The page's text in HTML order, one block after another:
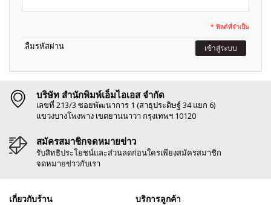
* ฟิลด์ที่จำเป็น
ลืมรหัสผ่าน เข้าสู่ระบบ
บริษัท สำนักพิมพ์เอ็มไอเอส จำกัด
เลขที่ 213/3 ซอยพัฒนาการ 1 (สาธุประดิษฐ์ 34 แยก 6)
แขวงบางโพงพาง เขตยานนาวา กรุงเทพฯ 10120
สมัครสมาชิกจดหมายข่าว
รับสิทธิประโยชน์และส่วนลดก่อนใครเพียงสมัครสมาชิก
จดหมายข่าวกับเรา
เกี่ยวกับร้าน บริการลูกค้า